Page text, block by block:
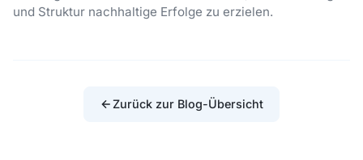
und Struktur nachhaltige Erfolge zu erzielen.
Zurück zur Blog-Übersicht